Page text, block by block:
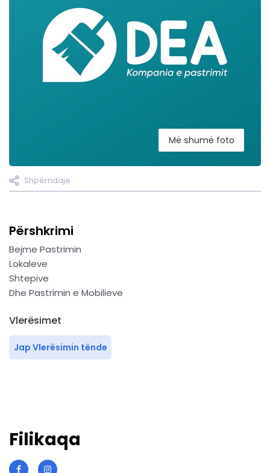
Më shumë foto
Shpërndaje
Përshkrimi
Bejme Pastrimin
Lokaleve
Shtepive
Dhe Pastrimin e Mobilieve
Vlerësimet
Jap Vlerësimin tënde
Filikaqa